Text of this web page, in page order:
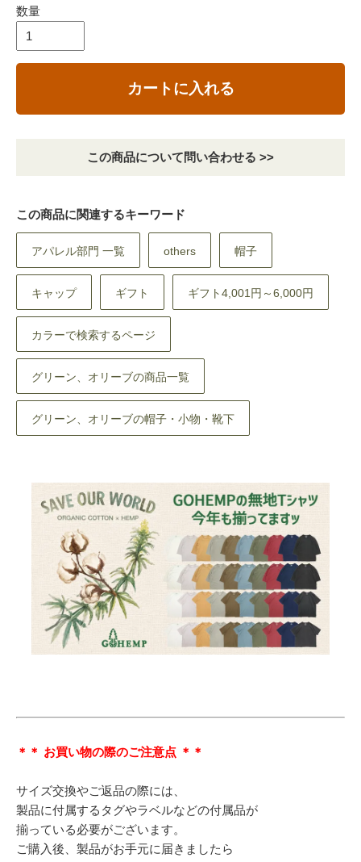
数量
カートに入れる
この商品について問い合わせる >>
この商品に関連するキーワード
アパレル部門 一覧 others 帽子
キャップ ギフト ギフト4,001円～6,000円
カラーで検索するページ
グリーン、オリーブの商品一覧
グリーン、オリーブの帽子・小物・靴下
＊＊ お買い物の際のご注意点 ＊＊
サイズ交換やご返品の際には、
製品に付属するタグやラベルなどの付属品が
揃っている必要がございます。
ご購入後、製品がお手元に届きましたら